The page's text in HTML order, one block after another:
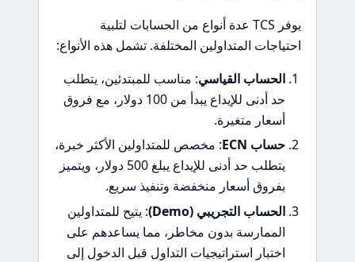
يوفر TCS عدة أنواع من الحسابات لتلبية
احتياجات المتداولين المختلفة. تشمل هذه الأنواع:
الحساب القياسي: مناسب للمبتدئين، يتطلب
حد أدنى للإيداع يبدأ من 100 دولار، مع فروق
أسعار متغيرة.
حساب ECN
: مخصص للمتداولين الأكثر خبرة،
يتطلب حد أدنى للإيداع يبلغ 500 دولار، ويتميز
بفروق أسعار منخفضة وتنفيذ سريع.
الحساب التجريبي (Demo)
: يتيح للمتداولين
الممارسة بدون مخاطر، مما يساعدهم على
اختبار استراتيجيات التداول قبل الدخول إلى